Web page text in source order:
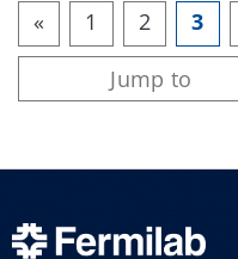
« 1 2 3